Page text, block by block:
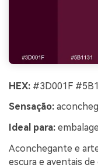
HEX: #3D001F
Sensação:
Ideal para:
Aconchegante e
escura e aventais